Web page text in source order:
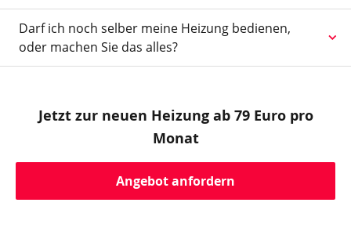
Darf ich noch selber meine Heizung bedienen,
oder machen Sie das alles?
Jetzt zur neuen Heizung ab 79 Euro pro
Monat
Angebot anfordern